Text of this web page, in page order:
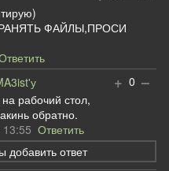
ФАЙЛЫ,ПРОСИ
+ 0 –
рабочий стол,
обратно.
13:55 Ответить
добавить ответ